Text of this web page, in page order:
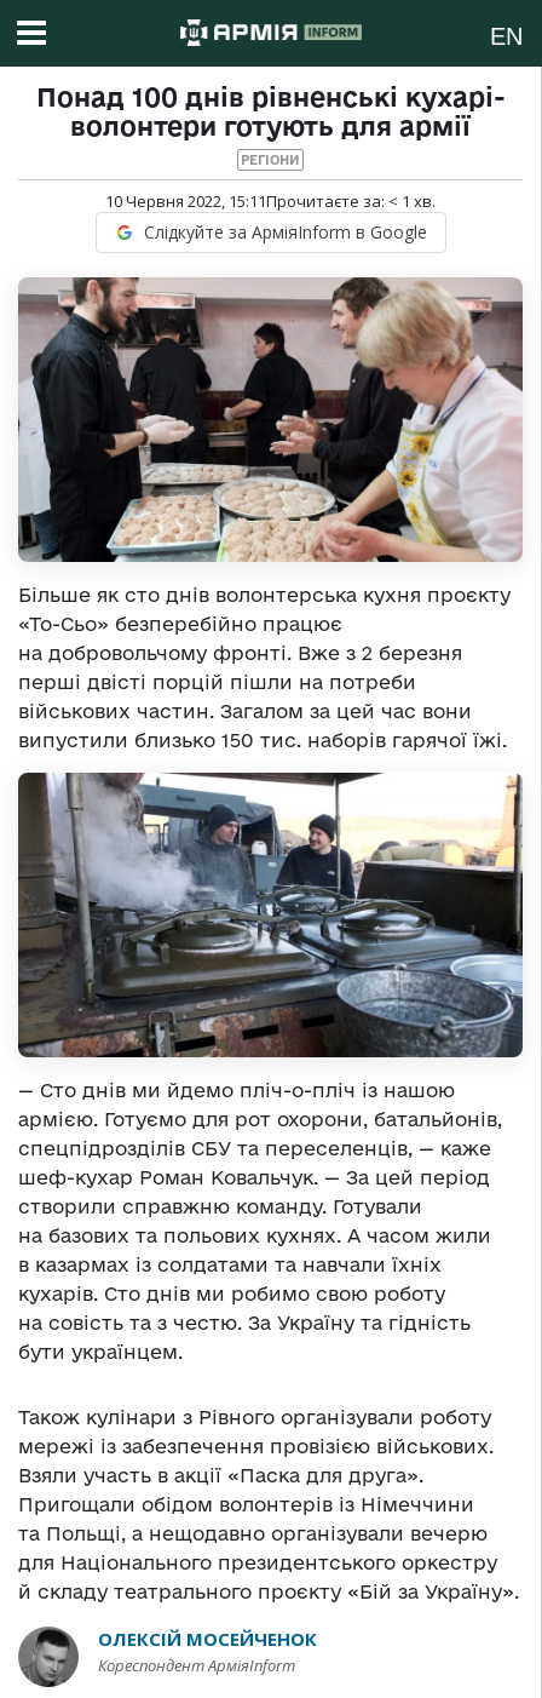
EN
Понад 100 днів рівненські кухарі-
волонтери готують для армії
РЕГІОНИ
10 Червня 2022, 15:11Прочитаєте за: < 1 хв.
Слідкуйте за АрміяInform в Google
Більше як сто днів волонтерська кухня проєкту
«То-Сьо» безперебійно працює
на добровольчому фронті. Вже з 2 березня
перші двісті порцій пішли на потреби
військових частин. Загалом за цей час вони
випустили близько 150 тис. наборів гарячої їжі.
— Сто днів ми йдемо пліч-о-пліч із нашою
армією. Готуємо для рот охорони, батальйонів,
спецпідрозділів СБУ та переселенців, — каже
шеф-кухар Роман Ковальчук. — За цей період
створили справжню команду. Готували
на базових та польових кухнях. А часом жили
в казармах із солдатами та навчали їхніх
кухарів. Сто днів ми робимо свою роботу
на совість та з честю. За Україну та гідність
бути українцем.
Також кулінари з Рівного організували роботу
мережі із забезпечення провізією військових.
Взяли участь в акції «Паска для друга».
Пригощали обідом волонтерів із Німеччини
та Польщі, а нещодавно організували вечерю
для Національного президентського оркестру
й складу театрального проєкту «Бій за Україну».
ОЛЕКСІЙ МОСЕЙЧЕНОК
Кореспондент АрміяInform